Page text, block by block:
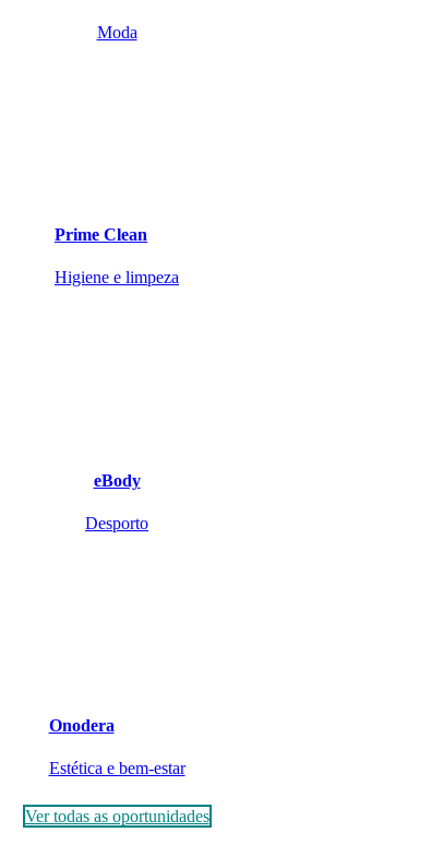
Moda
Prime Clean
Higiene e limpeza
eBody
Desporto
Onodera
Estética e bem-estar
Ver todas as oportunidades